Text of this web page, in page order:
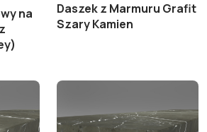
na
Daszek z Marmuru Grafit
Szary Kamien